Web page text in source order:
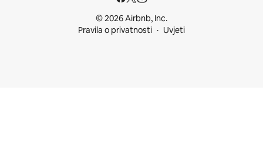
© 2026 Airbnb, Inc.
Pravila o privatnosti
Uvjeti